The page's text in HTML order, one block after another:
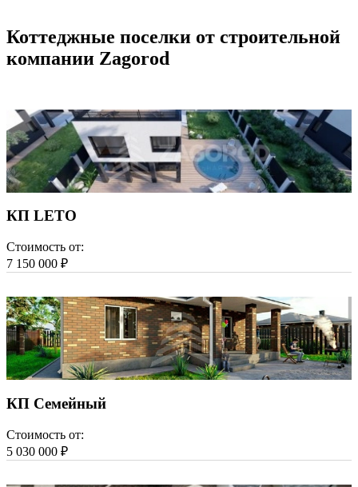
Коттеджные поселки от строительной
компании Zagorod
КП LETO
Стоимость от:
7 150 000 ₽
КП Семейный
Стоимость от:
5 030 000 ₽